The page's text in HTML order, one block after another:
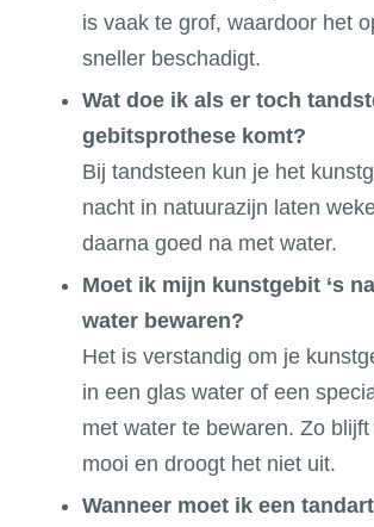
is vaak te grof, waardoor het
sneller beschadigt.
Wat doe ik als er toch
gebitsprothese komt?
Bij tandsteen kun je het
nacht in natuurazijn laten
daarna goed na met water.
Moet ik mijn kunstgebit ‘s
water bewaren?
Het is verstandig om je
in een glas water of een
met water te bewaren. Zo
mooi en droogt het niet uit.
Wanneer moet ik een